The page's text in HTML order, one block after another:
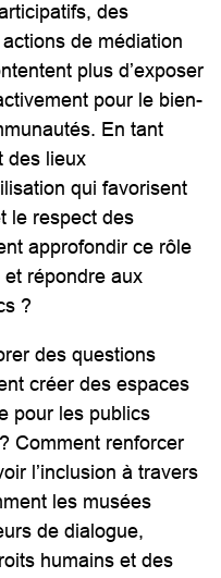
des
de médiation
plus d’exposer
pour le bien-
En tant
des lieux
qui favorisent
le respect des
approfondir ce rôle
répondre aux
?
des questions
créer des espaces
pour les publics
Comment renforcer
l’inclusion à travers
les musées
de dialogue,
humains et des